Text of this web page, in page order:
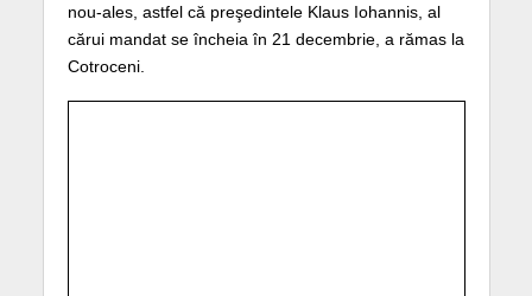
nou-ales, astfel că preşedintele Klaus Iohannis, al
cărui mandat se încheia în 21 decembrie, a rămas la
Cotroceni.